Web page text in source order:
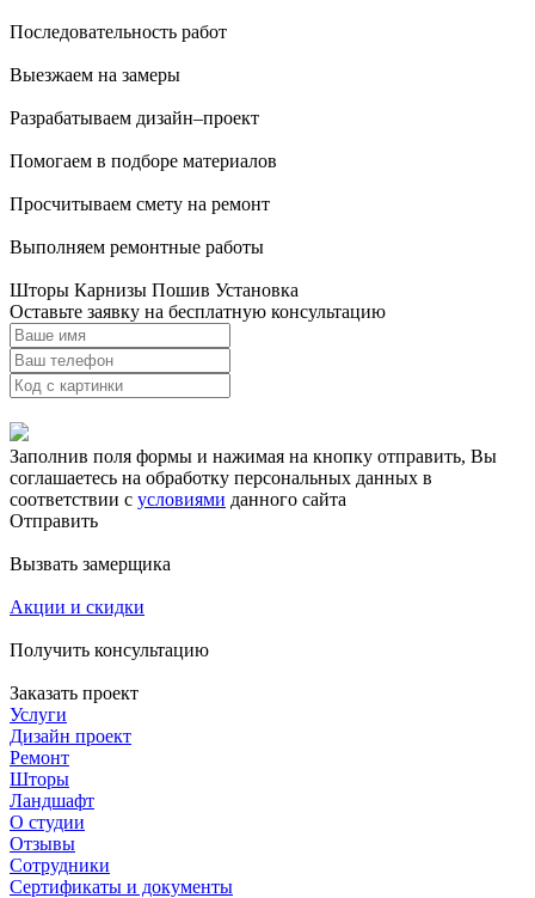
Последовательность работ
Выезжаем на замеры
Разрабатываем дизайн–проект
Помогаем в подборе материалов
Просчитываем смету на ремонт
Выполняем ремонтные работы
Шторы Карнизы Пошив Установка
Оставьте заявку на бесплатную консультацию
Заполнив поля формы и нажимая на кнопку отправить, Вы
соглашаетесь на обработку персональных данных в
соответствии с условиями данного сайта
Отправить
Вызвать замерщика
Акции и скидки
Получить консультацию
Заказать проект
Услуги
Дизайн проект
Ремонт
Шторы
Ландшафт
О студии
Отзывы
Сотрудники
Сертификаты и документы